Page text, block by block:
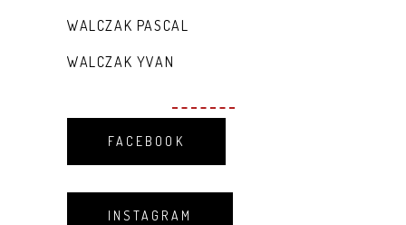
WALCZAK PASCAL
WALCZAK YVAN
FACEBOOK
INSTAGRAM